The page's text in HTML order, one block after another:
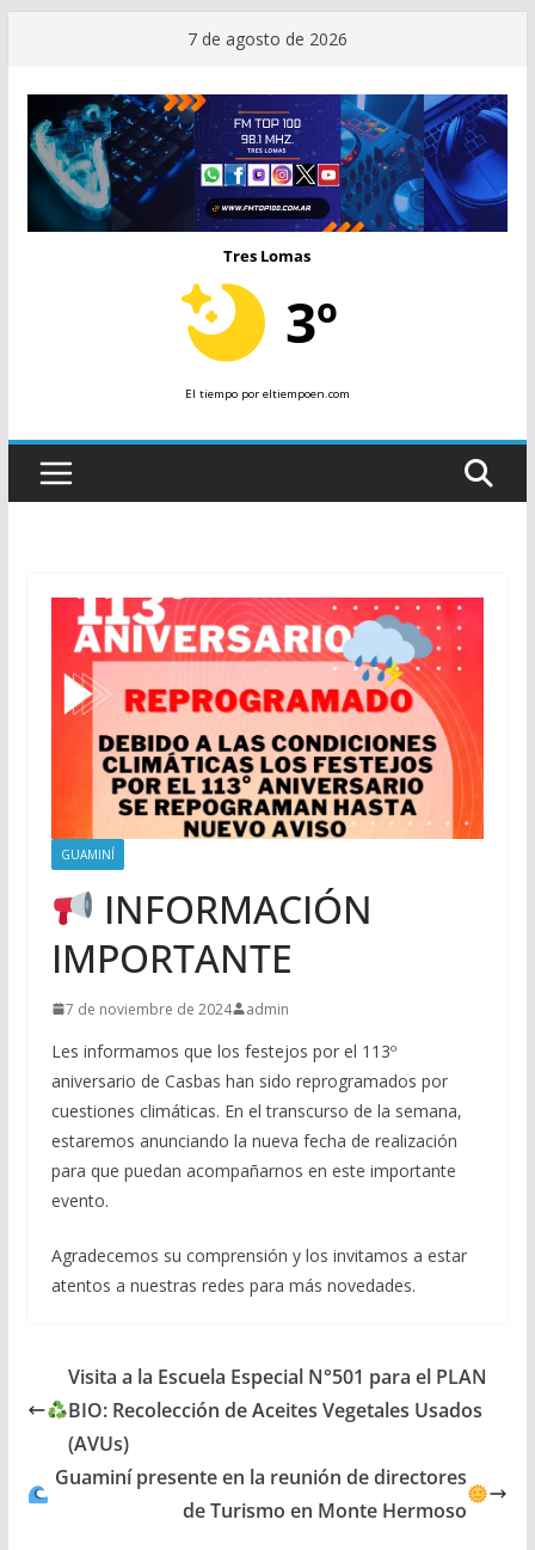
contenido
7 de agosto de 2026
Tres Lomas
3º
El tiempopor eltiempoen.com
GUAMINÍ
INFORMACIÓN
IMPORTANTE
7 de noviembre de 2024 admin
Les informamos que los festejos por el 113º
aniversario de Casbas han sido reprogramados por
cuestiones climáticas. En el transcurso de la semana,
estaremos anunciando la nueva fecha de realización
para que puedan acompañarnos en este importante
evento.
Agradecemos su comprensión y los invitamos a estar
atentos a nuestras redes para más novedades.
Visita a la Escuela Especial N°501 para el PLAN
BIO: Recolección de Aceites Vegetales Usados
(AVUs)
Guaminí presente en la reunión de directores
de Turismo en Monte Hermoso